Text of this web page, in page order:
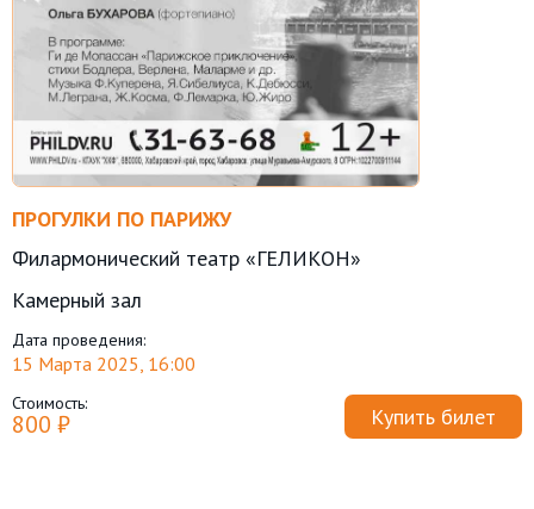
ПРОГУЛКИ ПО ПАРИЖУ
Филармонический театр «ГЕЛИКОН»
Камерный зал
Дата проведения:
15 Марта 2025, 16:00
Стоимость:
800 ₽ Купить билет